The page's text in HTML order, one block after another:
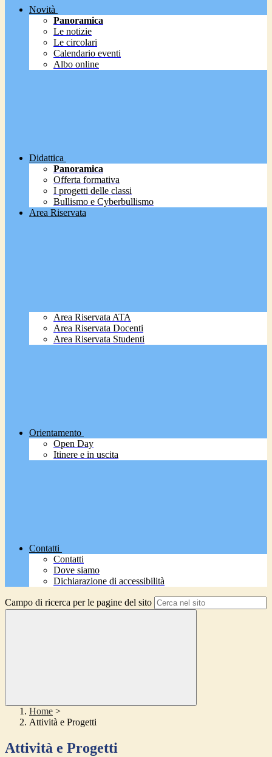
Novità
Panoramica
Le notizie
Le circolari
Calendario eventi
Albo online
Didattica
Panoramica
Offerta formativa
I progetti delle classi
Bullismo e Cyberbullismo
Area Riservata
Area Riservata ATA
Area Riservata Docenti
Area Riservata Studenti
Orientamento
Open Day
Itinere e in uscita
Contatti
Contatti
Dove siamo
Dichiarazione di accessibilità
Campo di ricerca per le pagine del sito
Home >
Attività e Progetti
Attività e Progetti